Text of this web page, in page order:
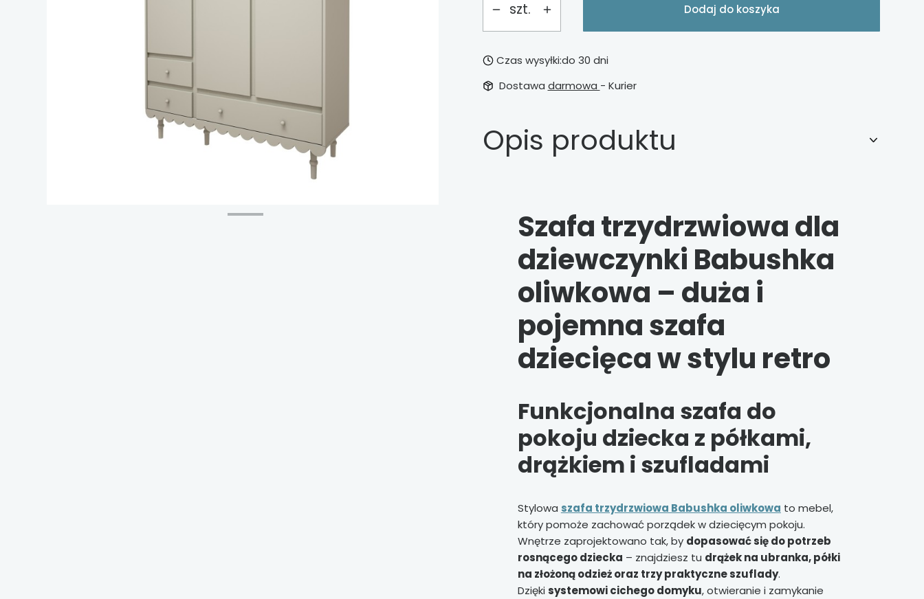
szt. Dodaj do koszyka
Czas wysyłki:do 30 dni
Dostawa darmowa - Kurier
Opis produktu
Szafa trzydrzwiowa dla
dziewczynki Babushka
oliwkowa – duża i
pojemna szafa
dziecięca w stylu retro
Funkcjonalna szafa do
pokoju dziecka z półkami,
drążkiem i szufladami
Stylowa szafa trzydrzwiowa Babushka oliwkowa to mebel,
który pomoże zachować porządek w dziecięcym pokoju.
Wnętrze zaprojektowano tak, by dopasować się do potrzeb
rosnącego dziecka – znajdziesz tu drążek na ubranka, półki
na złożoną odzież oraz trzy praktyczne szuflady.
Dzięki systemowi cichego domyku, otwieranie i zamykanie